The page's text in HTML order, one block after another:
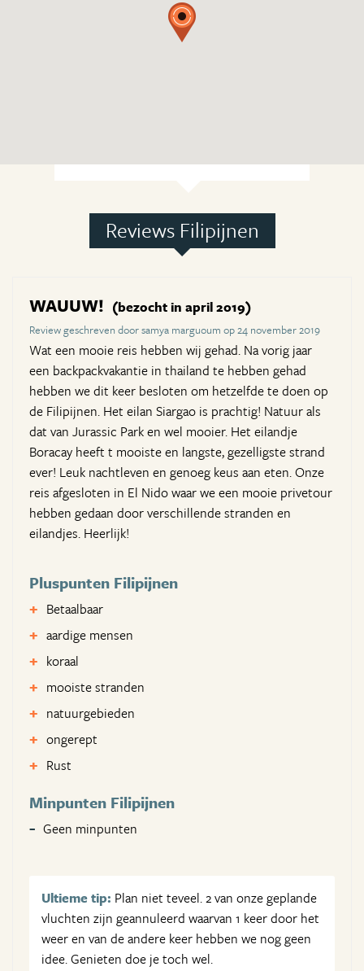
Reviews Filipijnen
WAUUW! (bezocht in april 2019)
Review geschreven door samya marguoum op 24 november 2019
Wat een mooie reis hebben wij gehad. Na vorig jaar
een backpackvakantie in thailand te hebben gehad
hebben we dit keer besloten om hetzelfde te doen op
de Filipijnen. Het eilan Siargao is prachtig! Natuur als
dat van Jurassic Park en wel mooier. Het eilandje
Boracay heeft t mooiste en langste, gezelligste strand
ever! Leuk nachtleven en genoeg keus aan eten. Onze
reis afgesloten in El Nido waar we een mooie privetour
hebben gedaan door verschillende stranden en
eilandjes. Heerlijk!
Pluspunten Filipijnen
Betaalbaar
aardige mensen
koraal
mooiste stranden
natuurgebieden
ongerept
Rust
Minpunten Filipijnen
Geen minpunten
Ultieme tip: Plan niet teveel. 2 van onze geplande
vluchten zijn geannuleerd waarvan 1 keer door het
weer en van de andere keer hebben we nog geen
idee. Genieten doe je toch wel.